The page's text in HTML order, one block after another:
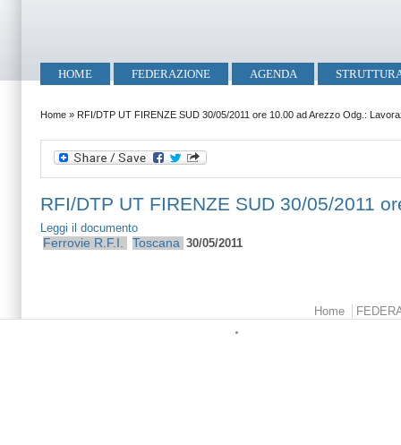
Menu principale
HOME FEDERAZIONE AGENDA
Tu sei qui
Home » RFI/DTP UT FIRENZE SUD 30/05/2011 ore 10.00 ad Arezzo Odg.:
RFI/DTP UT FIRENZE SUD 30/05/2011
Leggi il documento
Ferrovie R.F.I. Toscana 30/05/2011
Home